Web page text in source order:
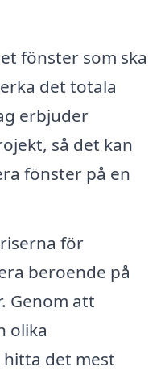
fönster som ska
det totala
erbjuder
så det kan
fönster på en
för
beroende på
Genom att
olika
det mest